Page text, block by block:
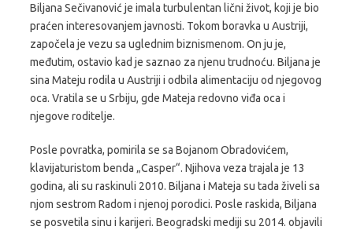
Biljana Sečivanović je imala turbulentan lični život, koji je bio
praćen interesovanjem javnosti. Tokom boravka u Austriji,
započela je vezu sa uglednim biznismenom. On ju je,
međutim, ostavio kad je saznao za njenu trudnoću. Biljana je
sina Mateju rodila u Austriji i odbila alimentaciju od njegovog
oca. Vratila se u Srbiju, gde Mateja redovno viđa oca i
njegove roditelje.
Posle povratka, pomirila se sa Bojanom Obradovićem,
klavijaturistom benda „Casper“. Njihova veza trajala je 13
godina, ali su raskinuli 2010. Biljana i Mateja su tada živeli sa
njom sestrom Radom i njenoj porodici. Posle raskida, Biljana
se posvetila sinu i karijeri. Beogradski mediji su 2014. objavili